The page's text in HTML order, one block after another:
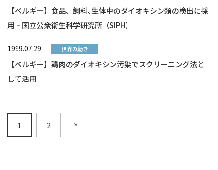
【ベルギー】食品、飼料､生体中のダイオキシン類の検出に採
用 – 国立公衆衛生科学研究所（SIPH）
1999.07.29 世界の動き
【ベルギー】鶏肉のダイオキシン汚染でスクリーニング法と
して活用
1 2 »